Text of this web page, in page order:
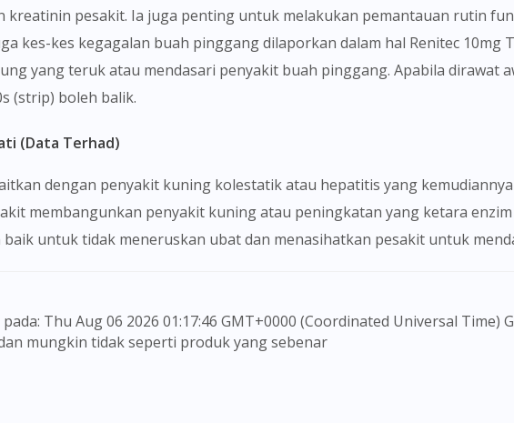
kreatinin pesakit. Ia juga penting untuk melakukan pemantauan rutin
kes-kes kegagalan buah pinggang dilaporkan dalam hal Renitec 10mg
yang teruk atau mendasari penyakit buah pinggang. Apabila dirawat
(strip) boleh balik.
(Data Terhad)
dengan penyakit kuning kolestatik atau hepatitis yang
membangunkan penyakit kuning atau peningkatan yang ketara
baik untuk tidak meneruskan ubat dan menasihatkan pesakit untuk
mungkin tidak seperti produk yang sebenar
adalah bertujuan untuk memberi maklumat sahaja, bagi kegunaan